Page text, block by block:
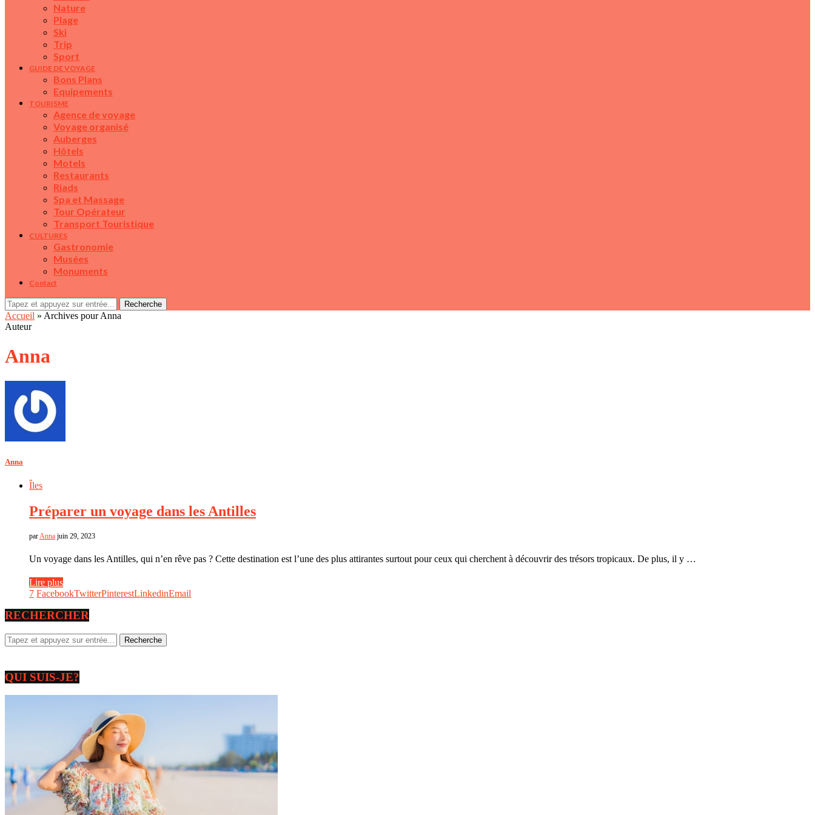
Nature
Plage
Ski
Trip
Sport
GUIDE DE VOYAGE
Bons Plans
Equipements
TOURISME
Agence de voyage
Voyage organisé
Auberges
Hôtels
Motels
Restaurants
Riads
Spa et Massage
Tour Opérateur
Transport Touristique
CULTURES
Gastronomie
Musées
Monuments
Contact
Recherche
Accueil » Archives pour Anna
Auteur
Anna
Anna
Îles
Préparer un voyage dans les Antilles
parAnna juin 29, 2023
Un voyage dans les Antilles, qui n’en rêve pas ? Cette destination est l’une des plus attirantes surtout pour ceux qui cherchent à découvrir des trésors tropicaux. De plus, il y …
Lire plus
7 FacebookTwitterPinterestLinkedinEmail
RECHERCHER
QUI SUIS-JE?